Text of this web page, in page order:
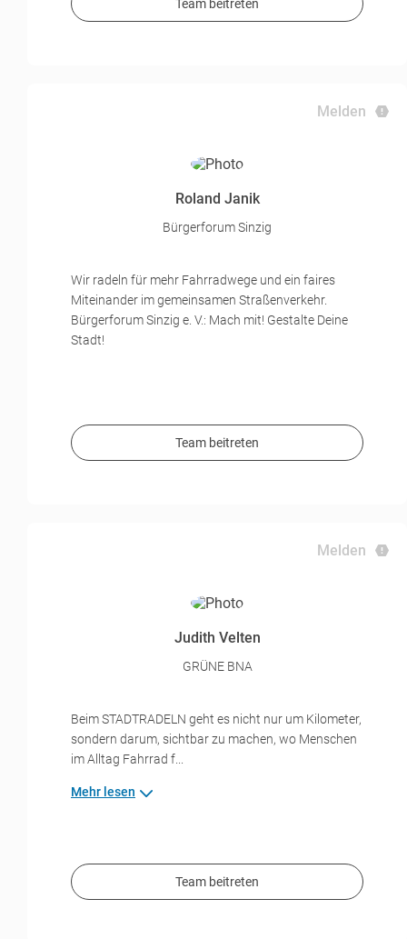
Team beitreten
Melden
Roland Janik
Bürgerforum Sinzig
Wir radeln für mehr Fahrradwege und ein faires
Miteinander im gemeinsamen Straßenverkehr.
Bürgerforum Sinzig e. V.: Mach mit! Gestalte Deine
Stadt!
Team beitreten
Melden
Judith Velten
GRÜNE BNA
Beim STADTRADELN geht es nicht nur um Kilometer,
sondern darum, sichtbar zu machen, wo Menschen
im Alltag Fahrrad f...
Mehr lesen
Team beitreten